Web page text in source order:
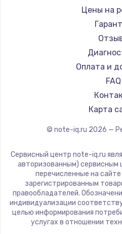
Ремонт
Ремонт
Ремонт
Ремонт
Ремонт
Ремонт
LG
Цены на
Оплата и
FAQ
Карта
© note-iq.ru 2026 —
Сервисный центр note-iq.ru
авторизованным) сервисным
перечисленные на
зарегистрированным
правообладателей.
индивидуализации
целью информирования
услугах в отношении